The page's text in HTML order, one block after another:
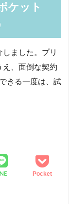
ケット
ました。プリ
、面倒な契約
きる一度は、試
Pocket